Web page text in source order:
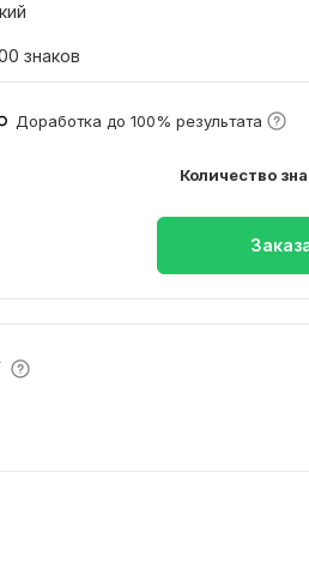
знаков
Доработка до 100% результата
Количество